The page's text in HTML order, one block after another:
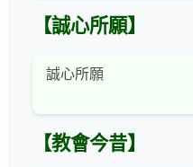
【誠心所願】
誠心所願
【教會今昔】